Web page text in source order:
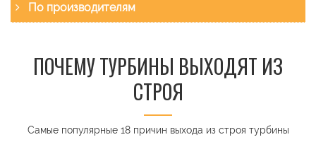
По производителям
ПОЧЕМУ ТУРБИНЫ ВЫХОДЯТ ИЗ
СТРОЯ
Самые популярные 18 причин выхода из строя турбины